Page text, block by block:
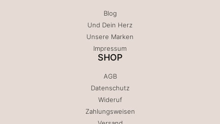
Blog
Und Dein Herz
Unsere Marken
Impressum
SHOP
AGB
Datenschutz
Wideruf
Zahlungsweisen